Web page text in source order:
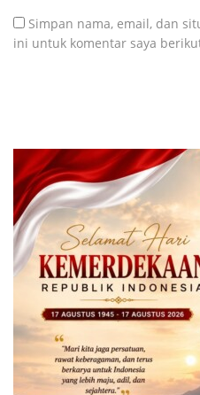
Simpan nama, email, dan
ini untuk komentar saya